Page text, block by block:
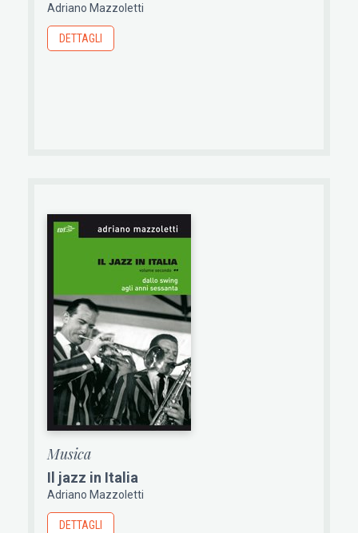
Adriano Mazzoletti
DETTAGLI
Musica
Il jazz in Italia
Adriano Mazzoletti
DETTAGLI